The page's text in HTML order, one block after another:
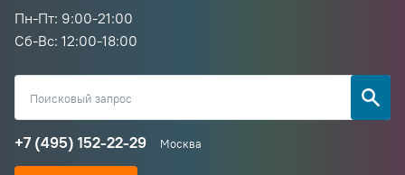
Пн-Пт: 9:00-21:00
Cб-Вс: 12:00-18:00
+7 (495) 152-22-29 Москва